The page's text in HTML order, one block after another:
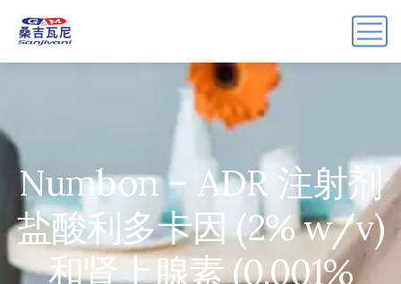
Numbon – ADR 注射剂
盐酸利多卡因 (2% w/v)
和肾上腺素 (0.001%